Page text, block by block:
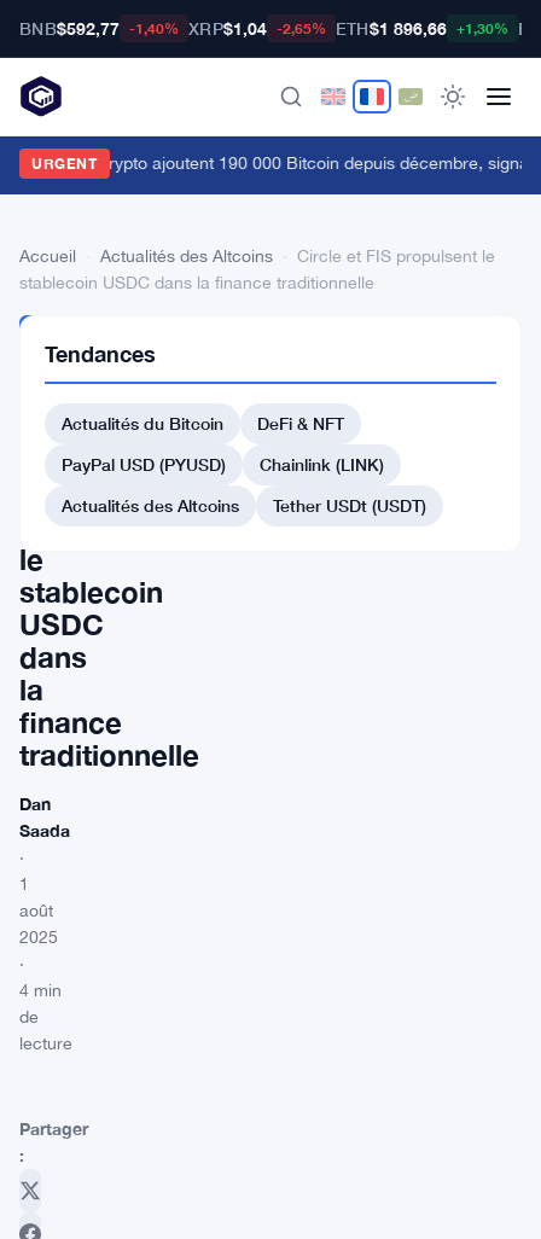
BNB$592,77 -1,40% XRP$1,04 -2,65% ETH$1 896,66 +1,30%
URGENT
baleines crypto ajoutent 190 000 Bitcoin depuis décembre,
Accueil Actualités des Altcoins
Circle et FIS propulsent le
stablecoin USDC dans la finance traditionnelle
DES
ALTCOINS
Circle
le
stablecoin
USDC
dans
la
finance
traditionnelle
Dan
Saada
·
1
août
2025
·
4 min
de
lecture
Partager
:
Tendances
Actualités du Bitcoin
DeFi & NFT
PayPal USD (PYUSD)
Chainlink (LINK)
Actualités des Altcoins
Tether USDt (USDT)